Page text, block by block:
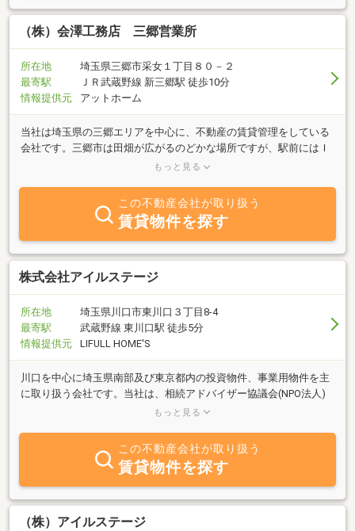
（株）会澤工務店 三郷営業所
所在地
埼玉県三郷市采女１丁目８０－２
最寄駅
ＪＲ武蔵野線 新三郷駅 徒歩10分
情報提供元
アットホーム
当社は埼玉県の三郷エリアを中心に、不動産の賃貸管理をしている
会社です。三郷市は田畑が広がるのどかな場所ですが、駅前にはＩ
ＫＥＡ・コストコ・ららぽーと新三郷がにとても賑わっています！
利便性が高まっていますお部屋をお探しの方には、女性スタッフが
きめ細やかな接客を心がけております。地元ならではの豊富な情報
力を生かして、お客様によりよいご提案ができるよう、精一杯頑張
ります！一人暮らしからファミリーの方まで、どなたでもお気軽に
ご相談下さい。スタッフ一同、心よりお待ちしております。
もっと見る
この不動産会社が取り扱う
賃貸物件を探す
株式会社アイルステージ
所在地
埼玉県川口市東川口３丁目8-4
最寄駅
武蔵野線 東川口駅 徒歩5分
情報提供元
LIFULL HOME'S
川口を中心に埼玉県南部及び東京都内の投資物件、事業用物件を主
に取り扱う会社です。当社は、相続アドバイザー協議会(NPO法人)
に加盟しておりますので、相続案件などもお気軽にご相談くださ
もっと見る
この不動産会社が取り扱う
賃貸物件を探す
（株）アイルステージ